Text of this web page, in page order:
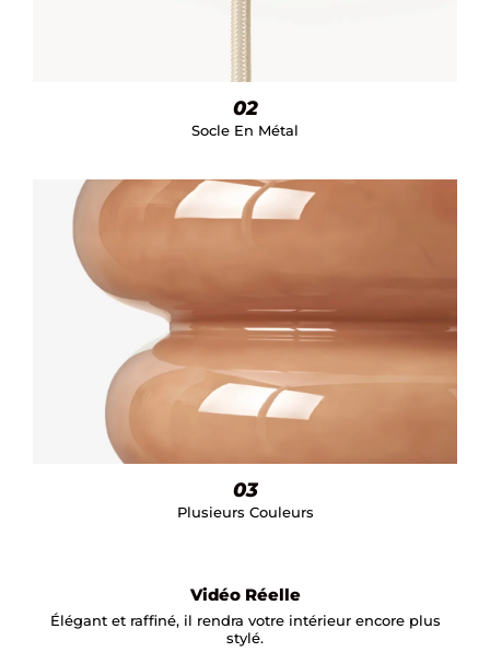
02
Socle En Métal
03
Plusieurs Couleurs
Vidéo Réelle
Élégant et raffiné, il rendra votre intérieur encore plus
stylé.